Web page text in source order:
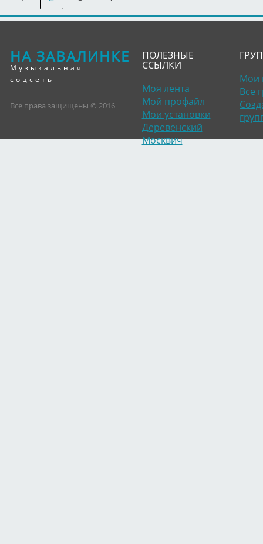
НА ЗАВАЛИНКЕ
Музыкальная
соцсеть
Все права защищены © 2016
ПОЛЕЗНЫЕ
ССЫЛКИ
Моя лента
Мой профайл
Мои установки
Деревенский
Москвич
Мои
Все